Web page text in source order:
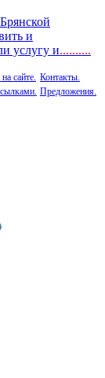
и
услугу и..........
сайте. Контакты.
Предложения.